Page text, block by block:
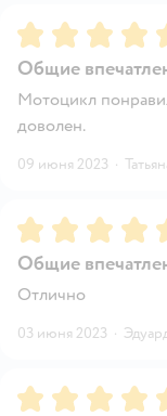
Рейтинг:5
Общие
Мотоцикл
доволен.
09 июня 2023 ·
Рейтинг:5
Общие
Отлично
03 июня 2023 ·
Рейтинг:5